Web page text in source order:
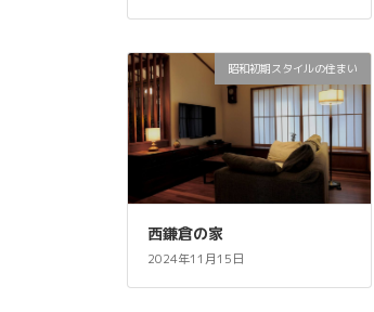
昭和初期スタイルの住まい
西鎌倉の家
2024年11月15日